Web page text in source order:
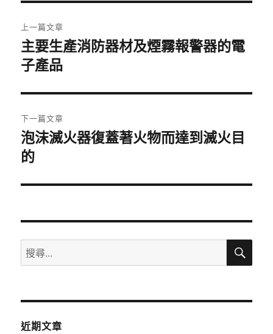
章
導
覽
上一篇文章
上
一
文
章:
主要生產消防器材及煙霧報警器的電
子產品
下一篇文章
下
一
文
泡沫滅火器復蓋著火物而達到滅火目
的
搜
尋
鍵
搜
近期文章